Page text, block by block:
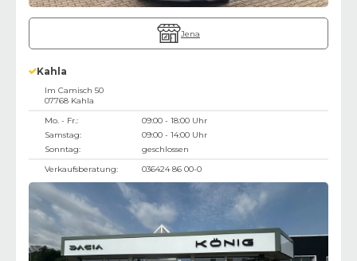
Jena
Kahla
Im Camisch 50
07768 Kahla
Mo. - Fr.:
09:00 - 18:00 Uhr
Samstag:
09:00 - 14:00 Uhr
Sonntag:
geschlossen
Verkaufsberatung:
036424 86 00-0